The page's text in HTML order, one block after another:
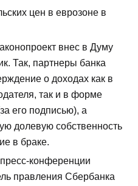
цен в еврозоне в
внес в Думу
Так, партнеры банка
о доходах как в
так и в форме
его подписью), а
долевую собственность
в браке.
конференции
правления Сбербанка